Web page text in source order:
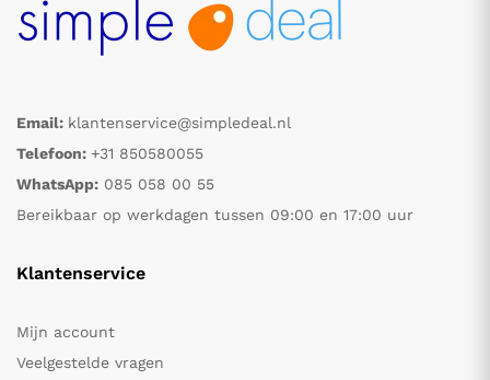
Email: klantenservice@simpledeal.nl
Telefoon: +31 850580055
WhatsApp: 085 058 00 55
Bereikbaar op werkdagen tussen 09:00 en 17:00 uur
Klantenservice
Mijn account
Veelgestelde vragen